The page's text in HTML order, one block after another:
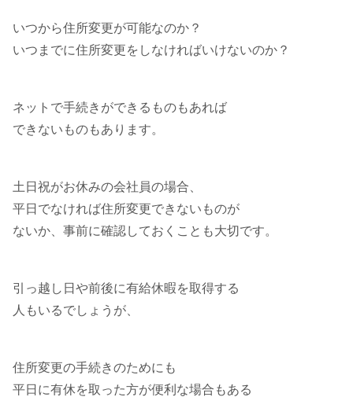
いつから住所変更が可能なのか？
いつまでに住所変更をしなければいけないのか？
ネットで手続きができるものもあれば
できないものもあります。
土日祝がお休みの会社員の場合、
平日でなければ住所変更できないものが
ないか、事前に確認しておくことも大切です。
引っ越し日や前後に有給休暇を取得する
人もいるでしょうが、
住所変更の手続きのためにも
平日に有休を取った方が便利な場合もある